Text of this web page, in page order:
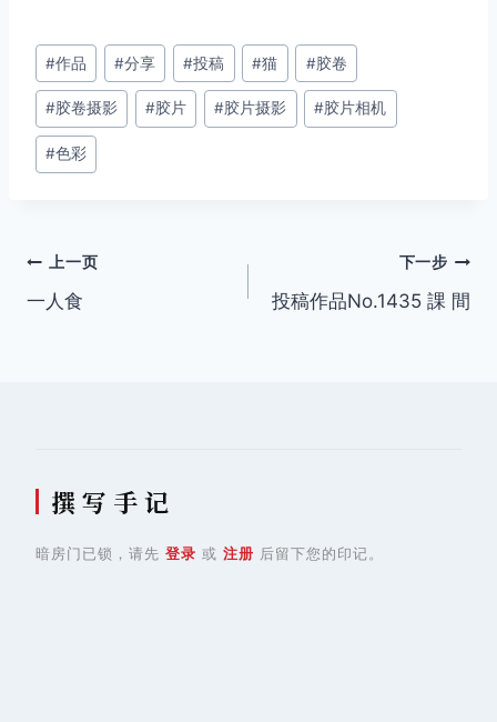
文
章
标
签：
#作品 #分享 #投稿 #猫 #胶卷
#胶卷摄影 #胶片 #胶片摄影 #胶片相机
#色彩
文
章
上一页
一人食
下一步
投稿作品No.1435 課 間
撰 写 手 记
暗房门已锁，请先 登录 或 注册 后留下您的印记。